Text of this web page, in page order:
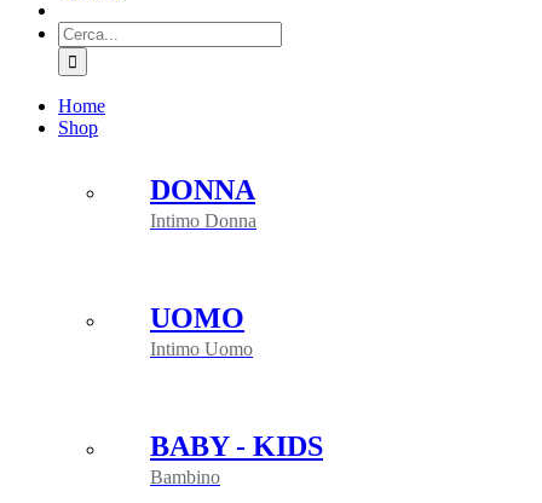
Cerca
per:
Home
Shop
DONNA
Intimo Donna
UOMO
Intimo Uomo
BABY - KIDS
Bambino